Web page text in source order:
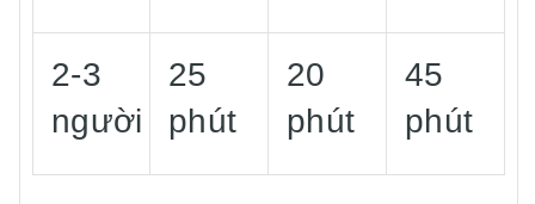
2-3
người
25
phút
20
phút
45
phút